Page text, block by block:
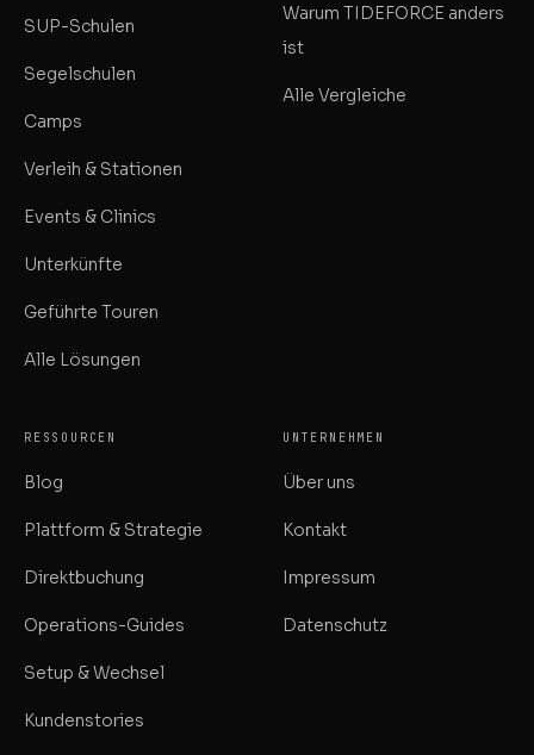
SUP-Schulen
Segelschulen
Camps
Verleih & Stationen
Events & Clinics
Unterkünfte
Geführte Touren
Alle Lösungen
Warum TIDEFORCE anders
ist
Alle Vergleiche
RESSOURCEN
Blog
Plattform & Strategie
Direktbuchung
Operations-Guides
Setup & Wechsel
Kundenstories
UNTERNEHMEN
Über uns
Kontakt
Impressum
Datenschutz